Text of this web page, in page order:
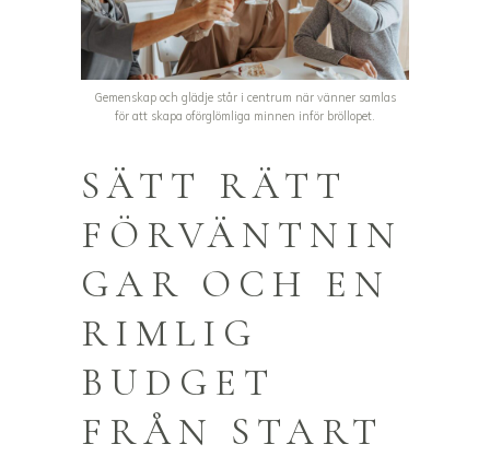
Gemenskap och glädje står i centrum när vänner samlas
för att skapa oförglömliga minnen inför bröllopet.
SÄTT RÄTT
FÖRVÄNTNIN
GAR OCH EN
RIMLIG
BUDGET
FRÅN START